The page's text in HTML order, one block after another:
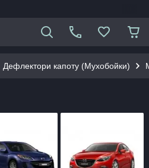
Дефлектори капоту (Мухобойки)